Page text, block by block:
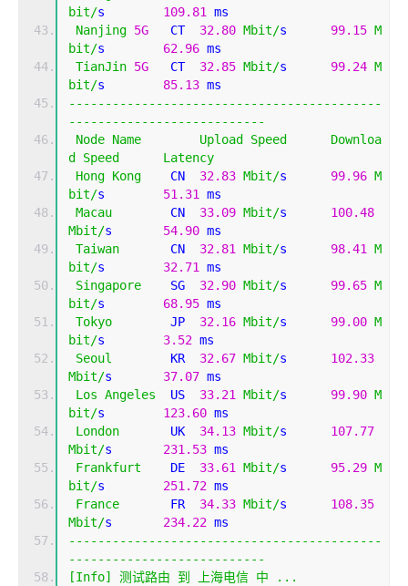
bit/s 109.81
ms
Nanjing 5G
   CT
32.80 Mbit/s 99.15 M
bit/s 62.96 ms
TianJin 5G
   CT
32.85 Mbit/s 99.24 M
bit/s 85.13 ms
-------------------------------------------
---------------------------
Node Name Upload Speed
Downloa
d
Speed
Latency
Hong Kong
    CN
32.83 Mbit/s 99.96 M
bit/s 51.31
ms
Macau
        CN
33.09 Mbit/s 100.48
Mbit/s 54.90 ms
Taiwan
       CN
32.81 Mbit/s 98.41
M
bit/s 32.71
ms
Singapore
    SG
32.90 Mbit/s 99.65 M
bit/s 68.95 ms
Tokyo
        JP
32.16 Mbit/s 99.00 M
bit/s 3.52 ms
Seoul
        KR
32.67 Mbit/s 102.33
Mbit/s 37.07 ms
Los Angeles
  US
33.21 Mbit/s 99.90 M
bit/s 123.60 ms
London
       UK
34.13 Mbit/s 107.77
Mbit/s 231.53 ms
Frankfurt
    DE
33.61 Mbit/s 95.29 M
bit/s 251.72 ms
France
       FR
34.33 Mbit/s 108.35
Mbit/s 234.22 ms
-------------------------------------------
---------------------------
[Info] 测试路由 到 上海电信 中
...